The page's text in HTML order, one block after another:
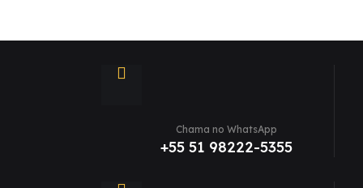
Chama no WhatsApp
+55 51 98222-5355